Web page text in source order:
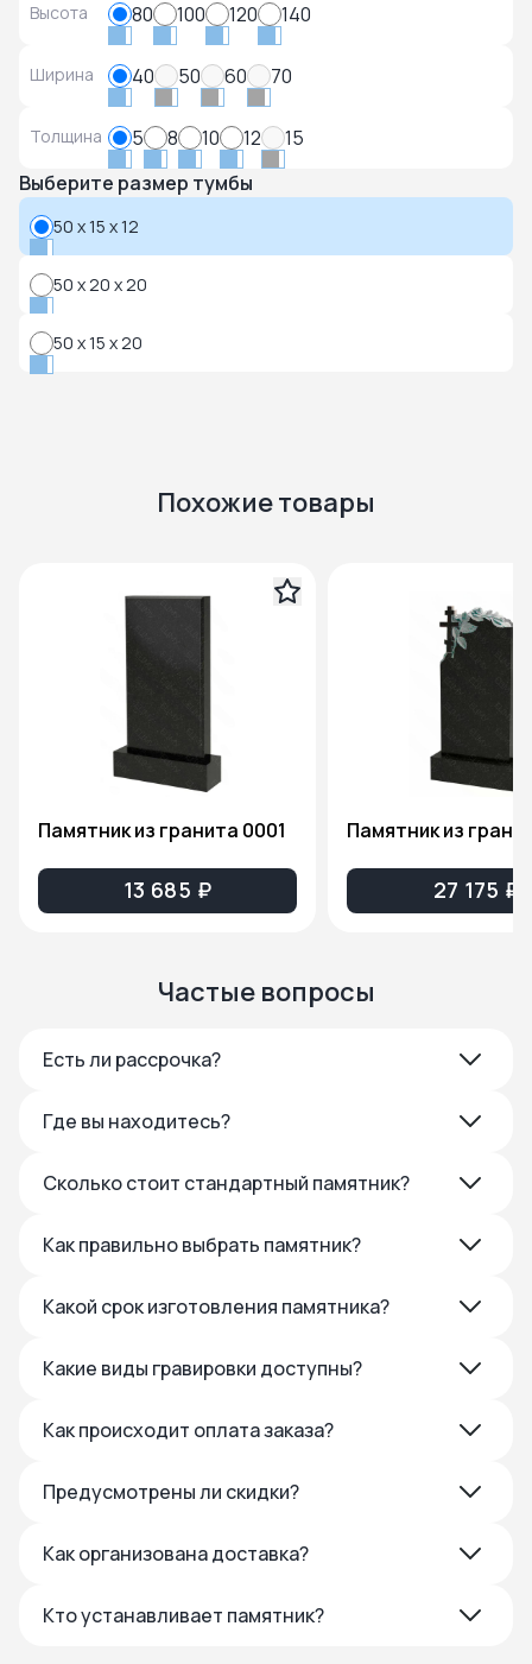
Высота 80 100 120 140
Ширина 40 50 60 70
Толщина 5 8 10 12
15
Выберите размер тумбы
50 x 15 x 12
50 x 20 x 20
50 x 15 x 20
Похожие товары
Памятник из гранита 0001
13 685 ₽ 27 175 ₽
Частые вопросы
Есть ли рассрочка?
Где вы находитесь?
Сколько стоит стандартный памятник?
Как правильно выбрать памятник?
Какой срок изготовления памятника?
Какие виды гравировки доступны?
Как происходит оплата заказа?
Предусмотрены ли скидки?
Как организована доставка?
Кто устанавливает памятник?